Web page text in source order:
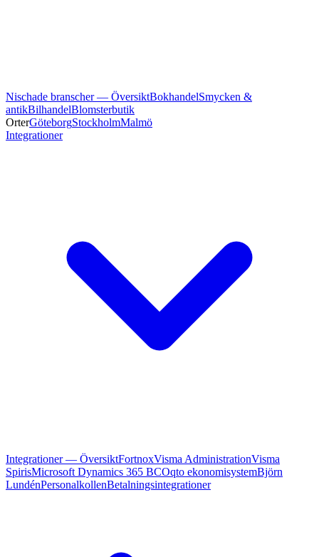
Nischade branscher — ÖversiktBokhandelSmycken &
antikBilhandelBlomsterbutik
OrterGöteborgStockholmMalmö
Integrationer
Integrationer — ÖversiktFortnoxVisma AdministrationVisma
SpirisMicrosoft Dynamics 365 BCOqto ekonomisystemBjörn
LundénPersonalkollenBetalningsintegrationer